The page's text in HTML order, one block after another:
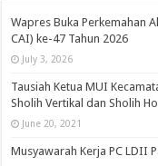
Wapres Buka Perkemahan
CAI) ke-47 Tahun 2026
July 3, 2026
Tausiah Ketua MUI
Sholih Vertikal dan Sholih
June 20, 2021
Musyawarah Kerja PC LDII